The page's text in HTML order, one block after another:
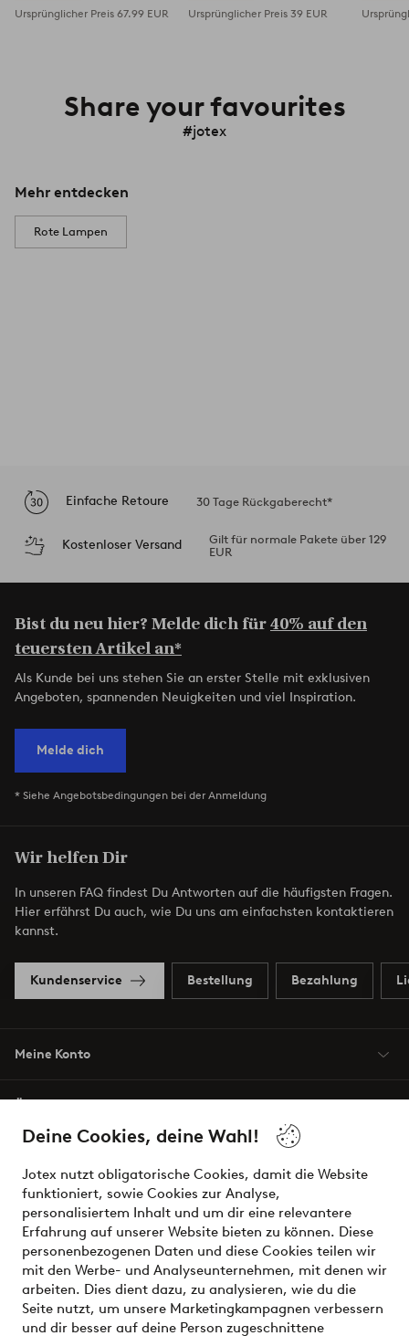
Deine Cookies, deine Wahl!
Jotex nutzt obligatorische Cookies, damit die Website
funktioniert, sowie Cookies zur Analyse,
personalisiertem Inhalt und um dir eine relevantere
Erfahrung auf unserer Website bieten zu können. Diese
personenbezogenen Daten und diese Cookies teilen wir
mit den Werbe- und Analyseunternehmen, mit denen wir
arbeiten. Dies dient dazu, zu analysieren, wie du die
Seite nutzt, um unsere Marketingkampagnen verbessern
und dir besser auf deine Person zugeschnittene
Ursprünglicher Preis 67.99 EUR Ursprünglicher Preis39 EUR
Share your favourites
#jotex
Mehr entdecken
Rote Lampen
Einfache Retoure 30 Tage Rückgaberecht*
Kostenloser Versand
Gilt für normale Pakete über 129
EUR
Bist du neu hier? Melde dich für40% auf den
teuersten Artikel an*
Als Kunde bei uns stehen Sie an erster Stelle mit exklusiven
Angeboten, spannenden Neuigkeiten und viel Inspiration.
Melde dich
* Siehe Angebotsbedingungen bei der Anmeldung
Wir helfen Dir
In unseren FAQ findest Du Antworten auf die häufigsten Fragen.
Hier erfährst Du auch, wie Du uns am einfachsten kontaktieren
kannst.
Kundenservice Bestellung Bezahlung
Meine Konto
Bedingungen
Sichere Zahlungen - Jetzt bezahlen oder aufteilen
Möchtest du mehr über unsere
Zahlungsmöglichkeitenerfahren?